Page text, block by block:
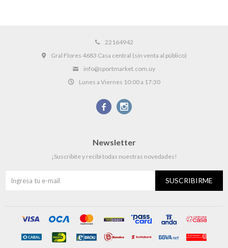
22164942
Gral Flores 4683 Casa central (sin venta al público)
info@sportmarket.com.uy
Lunes a Viernes 10:00 a 17:30
 
Newsletter
¡Suscribite y recibí todas nuestras novedades!
SUSCRIBIRME